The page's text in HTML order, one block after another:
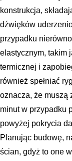
konstrukcja,
dźwięków
przypadku
elastycznym, takim
termicznej i
również spełniać
oznacza, że muszą
minut w przypadku
powyżej pokrycia
Planując budowę,
ścian, gdyż to one